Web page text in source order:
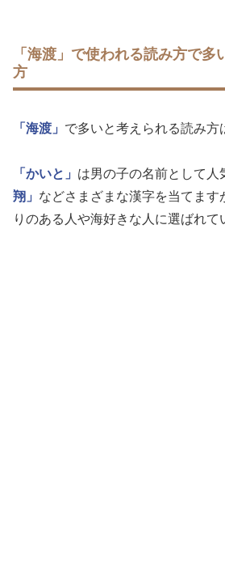
「海渡」で使われる読み方で多
方
「海渡」 で多いと考えられる読み方
「かいと」 は男の子の名前として人
翔」 などさまざまな漢字を当てます
りのある人や海好きな人に選ばれて